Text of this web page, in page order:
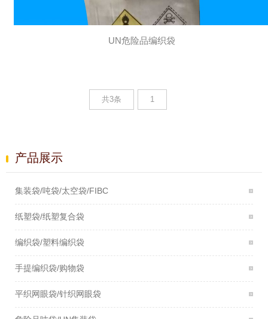
UN危险品编织袋
共3条 1
产品展示
集装袋/吨袋/太空袋/FIBC
纸塑袋/纸塑复合袋
编织袋/塑料编织袋
手提编织袋/购物袋
平织网眼袋/针织网眼袋